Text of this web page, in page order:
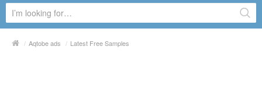
/ Aqtobe ads / Latest Free Samples